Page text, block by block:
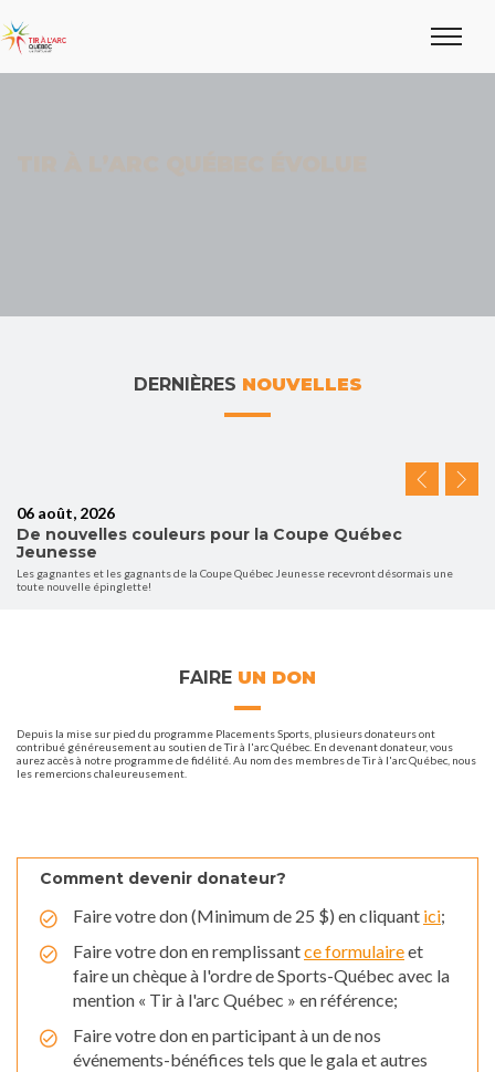
DERNIÈRES NOUVELLES
06 août, 2026
De nouvelles couleurs pour la Coupe Québec
Jeunesse
Les gagnantes et les gagnants de la Coupe Québec Jeunesse recevront désormais une
toute nouvelle épinglette!
FAIRE UN DON
Depuis la mise sur pied du programme Placements Sports, plusieurs donateurs ont
contribué généreusement au soutien de Tir à l'arc Québec. En devenant donateur, vous
aurez accès à notre programme de fidélité. Au nom des membres de Tir à l'arc Québec, nous
les remercions chaleureusement.
Comment devenir donateur?
Faire votre don (Minimum de 25 $) en cliquant ici;
Faire votre don en remplissantce formulaireet
faire un chèque à l'ordre de Sports-Québec avec la
mention « Tir à l'arc Québec » en référence;
Faire votre don en participant à un de nos
événements-bénéfices tels que le gala et autres